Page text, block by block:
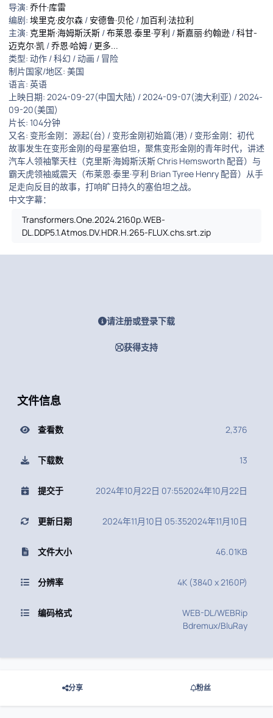
导演: 乔什·库雷
编剧: 埃里克·皮尔森 / 安德鲁·贝伦 /加百利·法拉利
主演: 克里斯·海姆斯沃斯 /布莱恩·泰里·亨利 /斯嘉丽·约翰逊 /科甘-
迈克尔·凯 /乔恩·哈姆 / 更多...
类型: 动作 /科幻 /动画 / 冒险
制片国家/地区: 美国
语言: 英语
上映日期: 2024-09-27(中国大陆) /2024-09-07(澳大利亚) /2024-
09-20(美国)
片长: 104分钟
又名: 变形金刚：源起(台) / 变形金刚初始篇(港) / 变形金刚：初代
故事发生在变形金刚的母星塞伯坦，聚焦变形金刚的青年时代，讲述
汽车人领袖擎天柱（克里斯·海姆斯沃斯 Chris Hemsworth 配音）与
霸天虎领袖威震天（布莱恩·泰里·亨利 Brian Tyree Henry 配音）从手
足走向反目的故事，打响旷日持久的塞伯坦之战。
中文字幕：
Transformers.One.2024.2160p.WEB-
DL.DDP5.1.Atmos.DV.HDR.H.265-FLUX.chs.srt.zip
请注册或登录下载
获得支持
文件信息
查看数 2,376
下载数 13
提交于 2024年10月22日 07:552024年10月22日
更新日期 2024年11月10日 05:352024年11月10日
文件大小 46.01KB
分辨率 4K (3840 x 2160P)
编码格式
WEB-DL/WEBRip
Bdremux/BluRay
分享 粉丝